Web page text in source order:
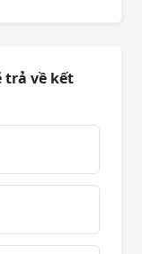
trả về kết